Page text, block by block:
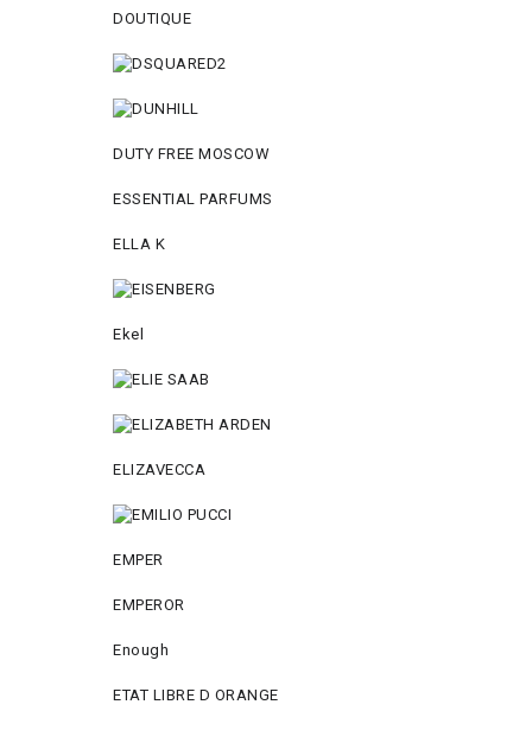
DOUTIQUE
DUTY FREE MOSCOW
ESSENTIAL PARFUMS
ELLA K
Ekel
ELIZAVECCA
EMPER
EMPEROR
Enough
ETAT LIBRE D ORANGE